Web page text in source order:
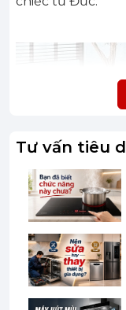
Tư vấn tiêu